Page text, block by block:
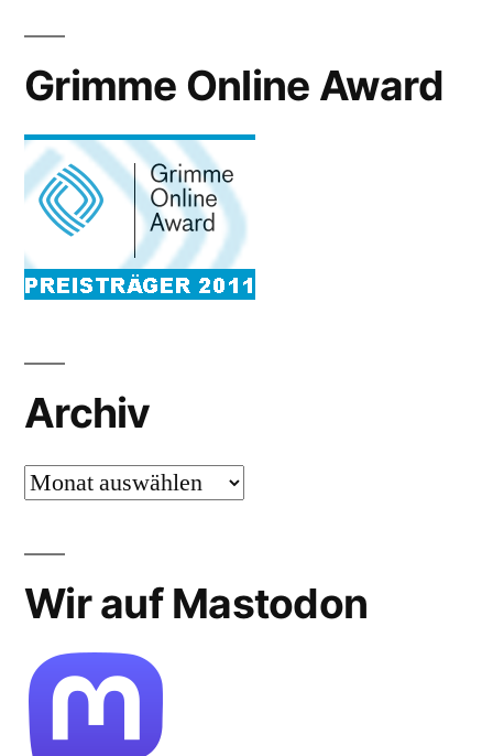
Grimme Online Award
Archiv
Archiv
Wir auf Mastodon